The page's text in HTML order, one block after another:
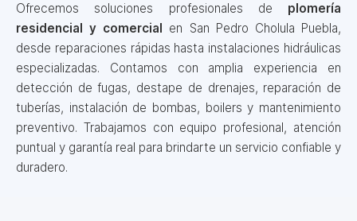
Ofrecemos soluciones profesionales de plomería
residencial y comercial en San Pedro Cholula Puebla,
desde reparaciones rápidas hasta instalaciones hidráulicas
especializadas. Contamos con amplia experiencia en
detección de fugas, destape de drenajes, reparación de
tuberías, instalación de bombas, boilers y mantenimiento
preventivo. Trabajamos con equipo profesional, atención
puntual y garantía real para brindarte un servicio confiable y
duradero.